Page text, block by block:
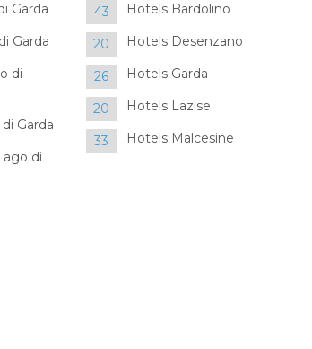
Garda
Garda
di
Garda
di
43 Hotels Bardolino
20 Hotels Desenzano
26 Hotels Garda
20 Hotels Lazise
33 Hotels Malcesine